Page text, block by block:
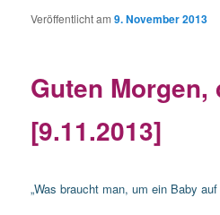
Guten
[9.11.2013]
Veröffentlicht am9. November 2013
„Was braucht man, um ein Baby